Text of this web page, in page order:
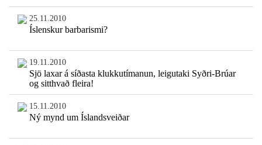
25.11.2010
Íslenskur barbarismi?
19.11.2010
Sjö laxar á síðasta klukkutímanun, leigutaki Syðri-Brúar
og sitthvað fleira!
15.11.2010
Ný mynd um Íslandsveiðar